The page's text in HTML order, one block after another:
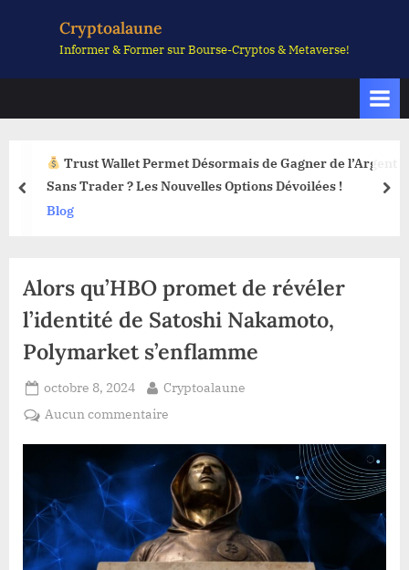
Cryptoalaune
Informer & Former sur Bourse-Cryptos & Metaverse!
Trust Wallet Permet Désormais de Gagner de l’Argent
Sans Trader ? Les Nouvelles Options Dévoilées !
Blog
prev
Alors qu’HBO promet de révéler
l’identité de Satoshi Nakamoto,
Polymarket s’enflamme
Posted
on
octobre 8, 2024 By
Cryptoalaune
Aucun commentaire
qu’HBO
promet
de
révéler
l’identité
de